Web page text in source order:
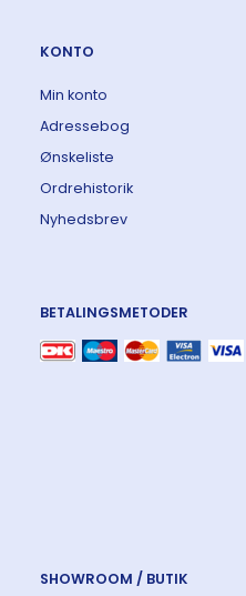
KONTO
Min konto
Adressebog
Ønskeliste
Ordrehistorik
Nyhedsbrev
BETALINGSMETODER
SHOWROOM / BUTIK